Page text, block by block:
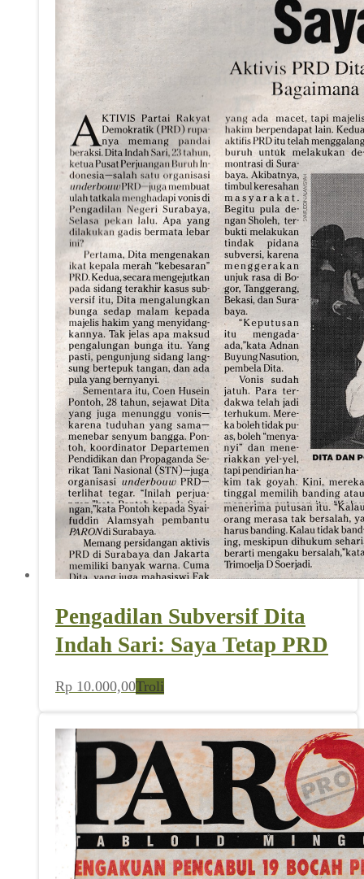
Pengadilan Subversif Dita
Indah Sari: Saya Tetap PRD
Rp 10.000,00Troli